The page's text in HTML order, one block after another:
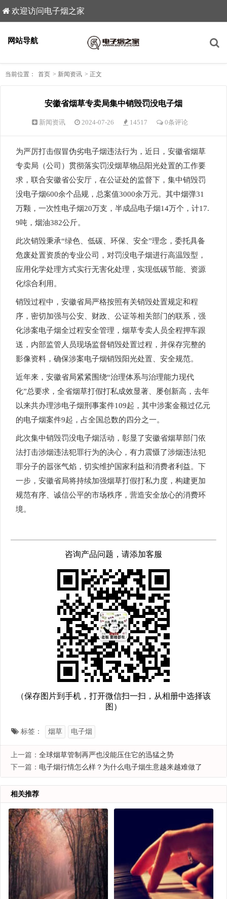
欢迎访问电子烟之家
网站导航
当前位置： 首页 > 新闻资讯 > 正文
安徽省烟草专卖局集中销毁罚没电子烟
新闻资讯 2024-07-26 14517 0条评论
为严厉打击假冒伪劣电子烟违法行为，近日，安徽省烟草
专卖局（公司）贯彻落实罚没烟草物品阳光处置的工作要
求，联合安徽省公安厅，在公证处的监督下，集中销毁罚
没电子烟600余个品规，总案值3000余万元。其中烟弹31
万颗，一次性电子烟20万支，半成品电子烟14万个，计17.
9吨，烟油382公斤。
此次销毁秉承“绿色、低碳、环保、安全”理念，委托具备
危废处置资质的专业公司，对罚没电子烟进行高温毁型，
应用化学处理方式实行无害化处理，实现低碳节能、资源
化综合利用。
销毁过程中，安徽省局严格按照有关销毁处置规定和程
序，密切加强与公安、财政、公证等相关部门的联系，强
化涉案电子烟全过程安全管理，烟草专卖人员全程押车跟
送，内部监管人员现场监督销毁处置过程，并保存完整的
影像资料，确保涉案电子烟销毁阳光处置、安全规范。
近年来，安徽省局紧紧围绕“治理体系与治理能力现代
化”总要求，全省烟草打假打私成效显著、屡创新高，去年
以来共办理涉电子烟刑事案件109起，其中涉案金额过亿元
的电子烟案件9起，占全国总数的四分之一。
此次集中销毁罚没电子烟活动，彰显了安徽省烟草部门依
法打击涉烟违法犯罪行为的决心，有力震慑了涉烟违法犯
罪分子的嚣张气焰，切实维护国家利益和消费者利益。下
一步，安徽省局将持续加强烟草打假打私力度，构建更加
规范有序、诚信公平的市场秩序，营造安全放心的消费环
境。
咨询产品问题，请添加客服
（保存图片到手机，打开微信扫一扫，从相册中选择该
图）
标签： 烟草 电子烟
上一篇： 全球烟草管制再严也没能压住它的迅猛之势
下一篇： 电子烟行情怎么样？为什么电子烟生意越来越难做了
相关推荐